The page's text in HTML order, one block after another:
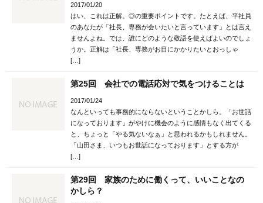
2017/01/20
はい、これは正解。◎の重要ポイントです。たとえば、平社員
のあなたが「社長、専務が会いたいと言っています」とは言え
ませんよね。では、誰にどのような敬語を使えばよいのでしょ
うか。正解は「社長、専務がお目にかかりたいとおっしゃ
[…]
第25回 会社での電話応対で気をつけることは
2017/01/24
なんといっても事務的にならないということかしら。「お世話
になっております」がやけに機会のように感情もなく出てくる
と、ちょっと「やる気ないなぁ」と思われるかもしれません。
「山田さま、いつもお世話になっております」とする方が
[…]
第29回 家族のために働くって、いいことなの
かしら？